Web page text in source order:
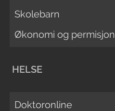
Skolebarn
Økonomi og permisjon
HELSE
Doktoronline